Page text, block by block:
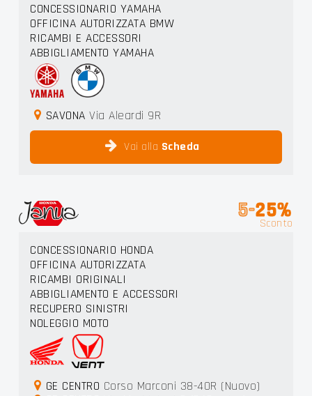
CONCESSIONARIO YAMAHA
OFFICINA AUTORIZZATA BMW
RICAMBI E ACCESSORI
ABBIGLIAMENTO YAMAHA
SAVONA Via Aleardi 9R
Vai alla Scheda
5-25%
Sconto
CONCESSIONARIO HONDA
OFFICINA AUTORIZZATA
RICAMBI ORIGINALI
ABBIGLIAMENTO E ACCESSORI
RECUPERO SINISTRI
NOLEGGIO MOTO
GE CENTRO Corso Marconi 38-40R (Nuovo)